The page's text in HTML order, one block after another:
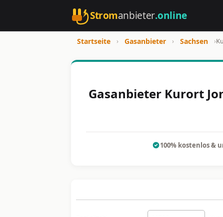
Stromanbieter.online
Startseite › Gasanbieter › Sachsen ›
Gasanbieter Kurort
100% kostenlos &